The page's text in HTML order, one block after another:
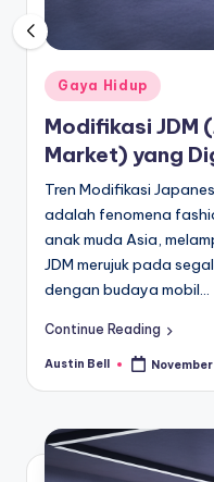
Posted
in
Gaya Hidup
Modifikasi JDM
Market) yang
Tren Modifikasi
adalah fenomena
anak muda Asia,
JDM merujuk pada
dengan budaya mobil…
Continue Reading
Posted
Austin Bell